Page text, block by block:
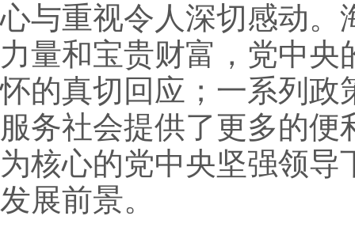
心与重视令人深切感动。
力量和宝贵财富，党中
怀的真切回应；一系列政
服务社会提供了更多的
为核心的党中央坚强领
发展前景。